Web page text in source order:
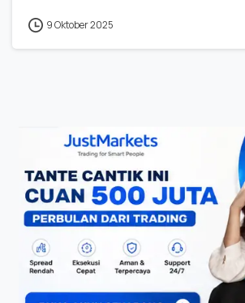
9 Oktober 2025